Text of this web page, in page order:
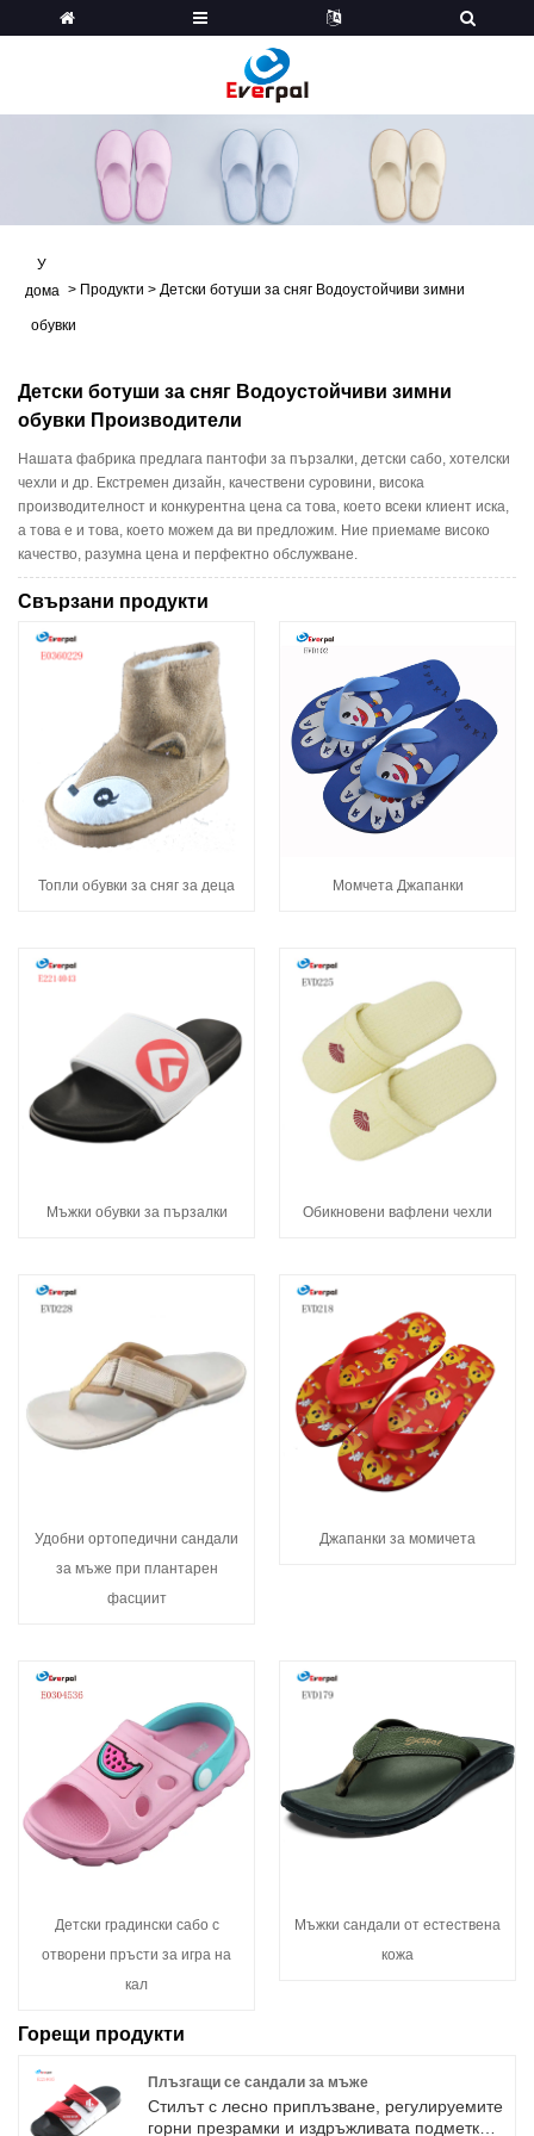
У
дома > Продукти > Детски ботуши за сняг Водоустойчиви зимни
обувки
Детски ботуши за сняг Водоустойчиви зимни
обувки Производители
Нашата фабрика предлага пантофи за пързалки, детски сабо, хотелски
чехли и др. Екстремен дизайн, качествени суровини, висока
производителност и конкурентна цена са това, което всеки клиент иска,
а това е и това, което можем да ви предложим. Ние приемаме високо
качество, разумна цена и перфектно обслужване.
Свързани продукти
Топли обувки за сняг за деца Момчета Джапанки
Мъжки обувки за пързалки Обикновени вафлени чехли
Удобни ортопедични сандали
за мъже при плантарен
фасциит
Джапанки за момичета
Детски градински сабо с
отворени пръсти за игра на
кал
Мъжки сандали от естествена
кожа
Горещи продукти
Плъзгащи се сандали за мъже
Стилът с лесно приплъзване, регулируемите
горни презрамки и издръжливата подметка